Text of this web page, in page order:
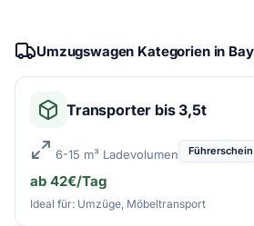
Umzugswagen Kategorien in
Transporter bis 3,5t
6-15 m³ Ladevolumen
ab 42€/Tag
Ideal für: Umzüge, Möbeltransport